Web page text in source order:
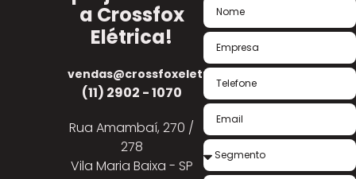
a Crossfox
Elétrica!
vendas@crossfoxeletrica.com.br
(11) 2902 - 1070
Rua Amambaí, 270 /
278
Vila Maria Baixa - SP